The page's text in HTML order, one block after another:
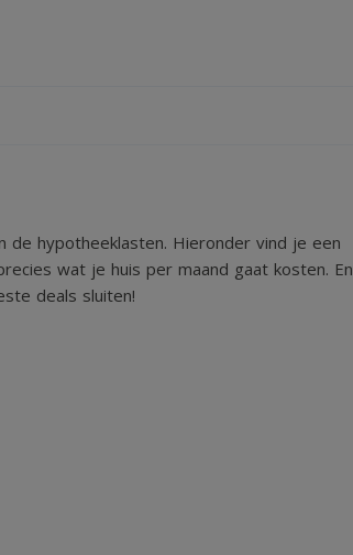
de hypotheeklasten. Hieronder vind je een
wat je huis per maand gaat kosten. En
deals sluiten!